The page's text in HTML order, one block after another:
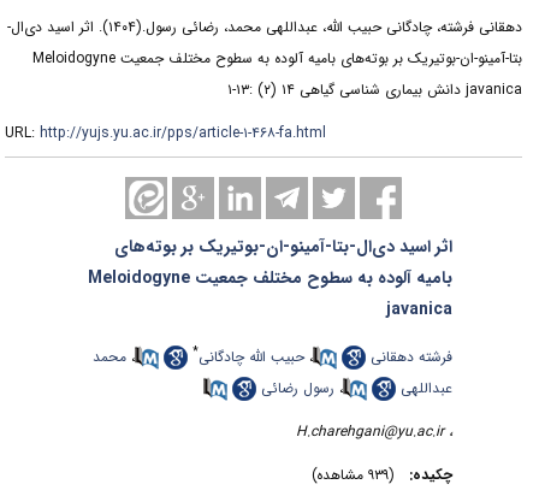
دهقانی فرشته، چادگانی حبیب الله، عبداللهی محمد، رضائی رسول.(۱۴۰۴).
اثر اسید دی‌ال-‌
بتا-آمینو-ان-بوتیریک بر بوته‌های بامیه آلوده به سطوح مختلف جمعیت Meloidogyne
javanica دانش بیماری شناسی گیاهی ۱۴ (۲) :۱۳-۱
URL:http://yujs.yu.ac.ir/pps/article-۱-۴۶۸-fa.html
اثر اسید دی‌ال-‌بتا-آمینو-ان-بوتیریک بر بوته‌های
بامیه آلوده به سطوح مختلف جمعیت Meloidogyne
javanica
فرشته دهقانی ،حبیب الله چادگانی ،محمد
عبداللهی
،رسول رضائی
H.charehgani@yu.ac.ir
چکیده: